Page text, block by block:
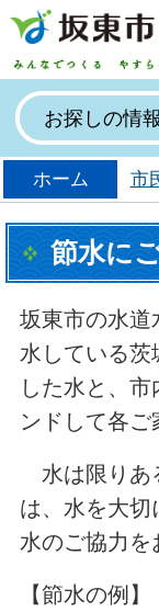
ホーム 市
節水に
坂東市の水道
水している
した水と、
ンドして各ご
水は限りあ
は、水を大切
水のご協力を
【節水の例】